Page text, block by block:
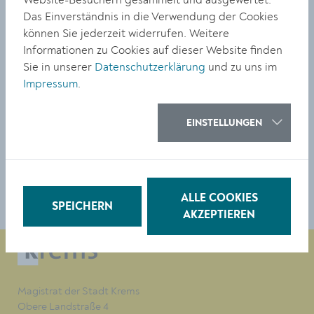
TeilnehmerInnen haben die Chance auf eine von drei
Saisonkarten:www.krems.at/gewinnspiel
Badearena Krems, Strandbadstraße 5, ab 1. Mai täglich
ab 9 Uhr geöffnet
Preise Saisonkarte: Erwachsene 62 Euro, Kinder 42 Euro,
Familienkarte ( Erw. + Kinder) ab 104 Euro.
Magistrat der Stadt Krems
Obere Landstraße 4
Das Einverständnis in die Verwendung der Cookies
können Sie jederzeit widerrufen. Weitere
Informationen zu Cookies auf dieser Website finden
Sie in unserer Datenschutzerklärung und zu uns im
Impressum.
EINSTELLUNGEN
SPEICHERN
ALLE COOKIES
AKZEPTIEREN